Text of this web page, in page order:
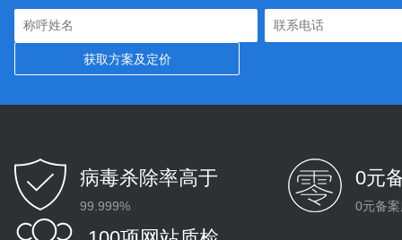
病毒杀除率高于
99.999%
0元
0元备